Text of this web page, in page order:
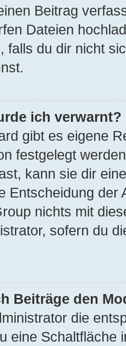
Beitrag
Dateien
falls du dir nicht
ich verwarnt?
gibt es eigene
festgelegt
kann sie dir
Entscheidung der
nichts mit
sofern du
Beiträge den
die
eine Schaltfläche